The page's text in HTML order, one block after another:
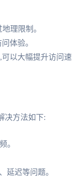
理限制。
体验。
以大幅提升访问速
决方法如下:
。
延迟等问题。